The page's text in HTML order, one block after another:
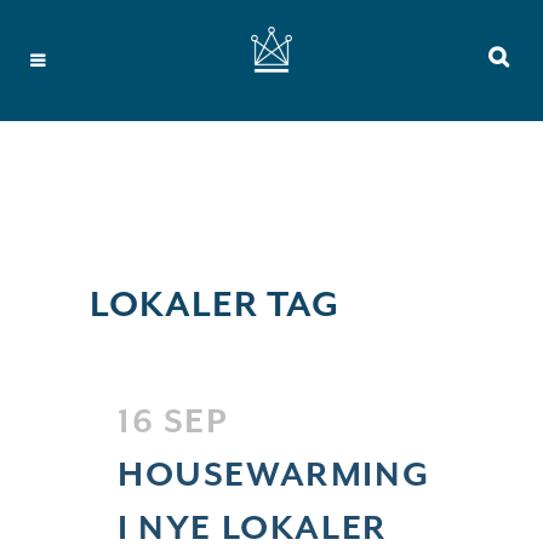
LOKALER TAG
16 SEP
HOUSEWARMING
I NYE LOKALER